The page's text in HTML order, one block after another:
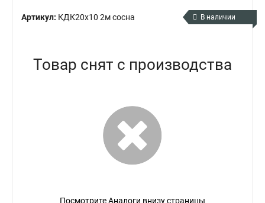
Артикул: КДК20х10 2м сосна В наличии
Товар снят с производства
Посмотрите Аналоги внизу страницы